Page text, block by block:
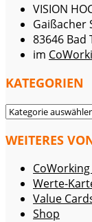
VISION
Gaißacher
83646 Bad
im
KATEGORIEN
KATEGORIEN
WEITERES
Werte-
Value
Shop